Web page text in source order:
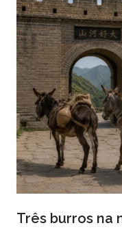
Três burros na